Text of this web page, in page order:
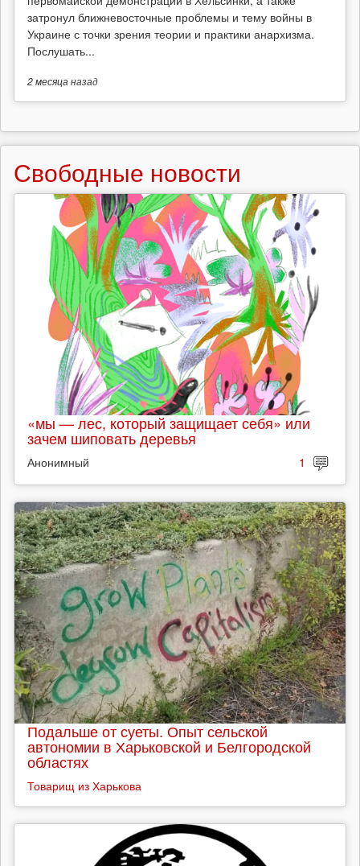
затронул ближневосточные проблемы и тему войны в
Украине с точки зрения теории и практики анархизма.
Послушать...
2 месяцаназад
Свободные новости
«мы — лес, который защищает себя» или
зачем шиповать деревья
Анонимный 1
Подальше от суеты. Опыт сельской
автономии в Харьковской и Белгородской
областях
Товарищ из Харькова